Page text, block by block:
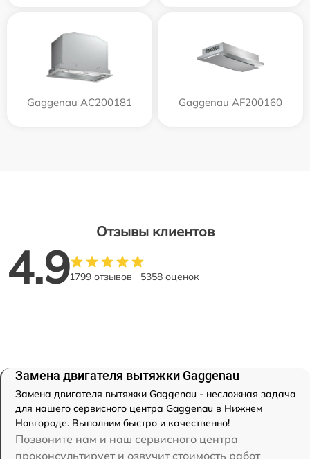
Gaggenau AC200181 Gaggenau AF200160
Отзывы клиентов
4.91799 отзывов 5358 оценок
Замена двигателя вытяжки Gaggenau
Замена двигателя вытяжки Gaggenau - несложная задача
для нашего сервисного центра Gaggenau в Нижнем
Новгороде. Выполним быстро и качественно!
Позвоните нам и наш сервисного центра
проконсультирует и озвучит стоимость работ